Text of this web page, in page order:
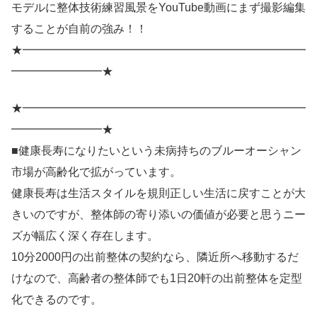
モデルに整体技術練習風景をYouTube動画にまず撮影編集
することが自前の強み！！
★━━━━━━━━━━━━━━━━━━━━━━━━━
━━━━━━━━★
★━━━━━━━━━━━━━━━━━━━━━━━━━
━━━━━━━━★
■健康長寿になりたいという未病持ちのブルーオーシャン
市場が高齢化で拡がっています。
健康長寿は生活スタイルを規則正しい生活に戻すことが大
きいのですが、整体師の寄り添いの価値が必要と思うニー
ズが幅広く深く存在します。
10分2000円の出前整体の契約なら、隣近所へ移動するだ
けなので、高齢者の整体師でも1日20軒の出前整体を定型
化できるのです。